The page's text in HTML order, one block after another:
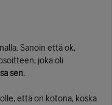
Sanoin että ok,
joka oli
sen.
että on kotona, koska